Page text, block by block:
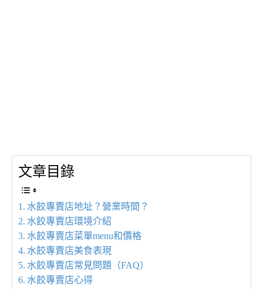
文章目錄
水餃專賣店地址？營業時間？
水餃專賣店環境介紹
水餃專賣店菜單menu和價格
水餃專賣店美食表現
水餃專賣店常見問題（FAQ）
水餃專賣店心得